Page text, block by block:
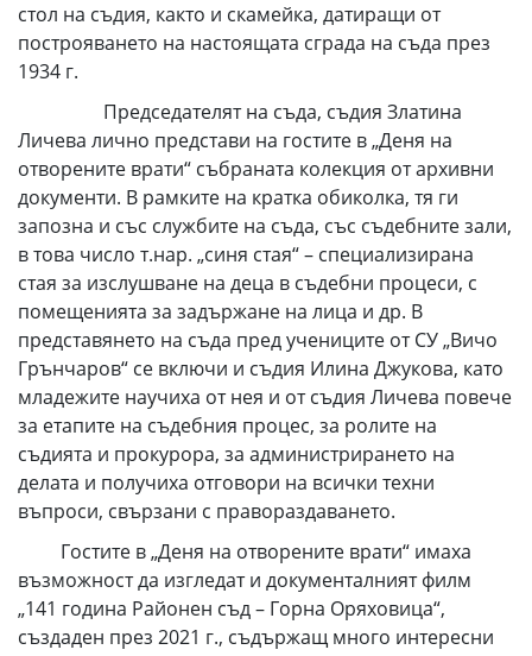
стол на съдия, както и скамейка, датиращи от
построяването на настоящата сграда на съда през
1934 г.
Председателят на съда, съдия Златина
Личева лично представи на гостите в „Деня на
отворените врати“ събраната колекция от архивни
документи. В рамките на кратка обиколка, тя ги
запозна и със службите на съда, със съдебните зали,
в това число т.нар. „синя стая“ – специализирана
стая за изслушване на деца в съдебни процеси, с
помещенията за задържане на лица и др. В
представянето на съда пред учениците от СУ „Вичо
Грънчаров“ се включи и съдия Илина Джукова, като
младежите научиха от нея и от съдия Личева повече
за етапите на съдебния процес, за ролите на
съдията и прокурора, за администрирането на
делата и получиха отговори на всички техни
въпроси, свързани с правораздаването.
Гостите в „Деня на отворените врати“ имаха
възможност да изгледат и документалният филм
„141 година Районен съд – Горна Оряховица“,
създаден през 2021 г., съдържащ много интересни